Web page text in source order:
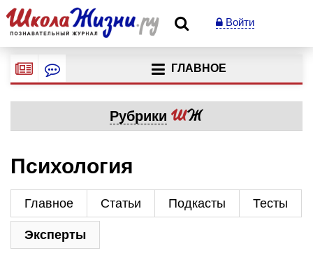
Войти
ГЛАВНОЕ
Рубрики
Психология
Главное Статьи Подкасты Тесты
Эксперты